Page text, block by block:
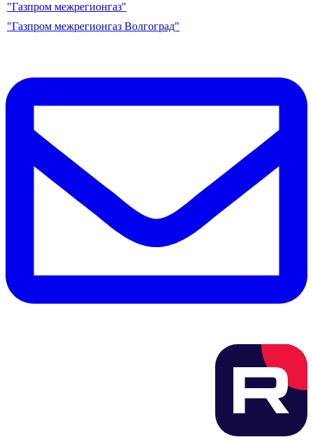
"Газпром межрегионгаз"
"Газпром межрегионгаз Волгоград"